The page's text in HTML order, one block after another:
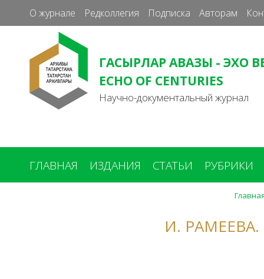
О журнале Редколлегия Подписка Авторам
ГАСЫРЛАР АВАЗЫ - ЭХО
ECHO OF CENTURIES
Научно-документальный журнал
ГЛАВНАЯ ИЗДАНИЯ СТАТЬИ РУБРИКИ
И.